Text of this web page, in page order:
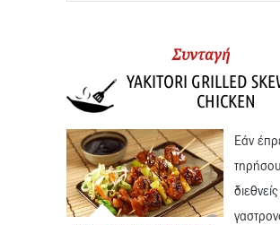
Συνταγή
YAKITORI GRILLED
CHICKEN
Εάν
διεθνείς